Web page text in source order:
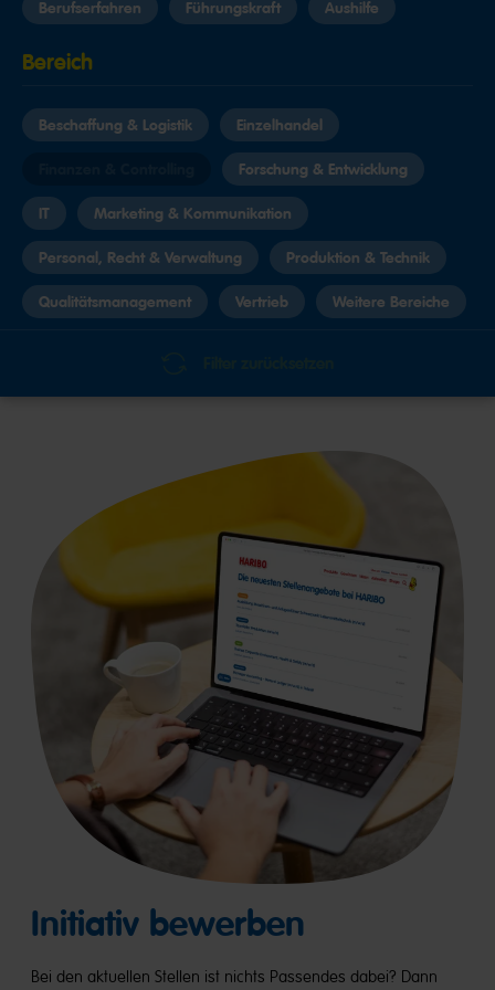
Berufserfahren Führungskraft Aushilfe
Bereich
Beschaffung & Logistik Einzelhandel
Forschung & Entwicklung
IT Marketing & Kommunikation
Personal, Recht & Verwaltung Produktion & Technik
Qualitätsmanagement Vertrieb Weitere Bereiche
Initiativ bewerben
Bei den aktuellen Stellen ist nichts Passendes dabei? Dann